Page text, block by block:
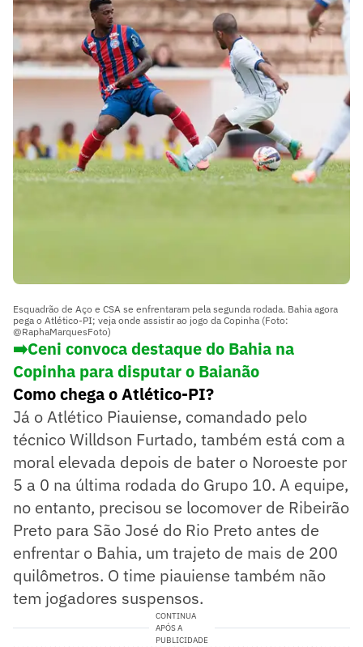
Esquadrão de Aço e CSA se enfrentaram pela segunda rodada. Bahia agora
pega o Atlético-PI; veja onde assistir ao jogo da Copinha (Foto:
@RaphaMarquesFoto)
➡️Ceni convoca destaque do Bahia na
Copinha para disputar o Baianão
Como chega o Atlético-PI?
Já o Atlético Piauiense, comandado pelo
técnico Willdson Furtado, também está com a
moral elevada depois de bater o Noroeste por
5 a 0 na última rodada do Grupo 10. A equipe,
no entanto, precisou se locomover de Ribeirão
Preto para São José do Rio Preto antes de
enfrentar o Bahia, um trajeto de mais de 200
quilômetros. O time piauiense também não
tem jogadores suspensos.
CONTINUA
APÓS A
PUBLICIDADE